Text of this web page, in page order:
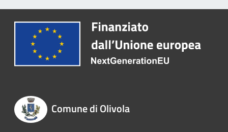
Comune di Olivola